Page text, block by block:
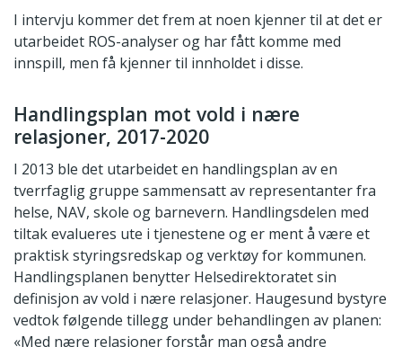
I intervju kommer det frem at noen kjenner til at det er
utarbeidet ROS-analyser og har fått komme med
innspill, men få kjenner til innholdet i disse.
Handlingsplan mot vold i nære
relasjoner, 2017-2020
I 2013 ble det utarbeidet en handlingsplan av en
tverrfaglig gruppe sammensatt av representanter fra
helse, NAV, skole og barnevern. Handlingsdelen med
tiltak evalueres ute i tjenestene og er ment å være et
praktisk styringsredskap og verktøy for kommunen.
Handlingsplanen benytter Helsedirektoratet sin
definisjon av vold i nære relasjoner. Haugesund bystyre
vedtok følgende tillegg under behandlingen av planen:
«Med nære relasjoner forstår man også andre